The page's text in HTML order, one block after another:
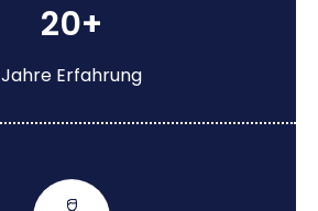
20+
Jahre Erfahrung